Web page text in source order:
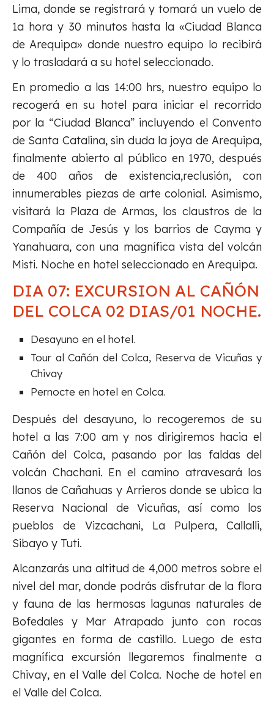
Lima, donde se registrará y tomará un vuelo de
1a hora y 30 minutos hasta la «Ciudad Blanca
de Arequipa» donde nuestro equipo lo recibirá
y lo trasladará a su hotel seleccionado.
En promedio a las 14:00 hrs, nuestro equipo lo
recogerá en su hotel para iniciar el recorrido
por la “Ciudad Blanca” incluyendo el Convento
de Santa Catalina, sin duda la joya de Arequipa,
finalmente abierto al público en 1970, después
de 400 años de existencia,reclusión, con
innumerables piezas de arte colonial. Asimismo,
visitará la Plaza de Armas, los claustros de la
Compañía de Jesús y los barrios de Cayma y
Yanahuara, con una magnífica vista del volcán
Misti. Noche en hotel seleccionado en Arequipa.
DIA 07: EXCURSION AL CAÑÓN
DEL COLCA 02 DIAS/01 NOCHE.
Desayuno en el hotel.
Tour al Cañón del Colca, Reserva de Vicuñas y
Chivay
Pernocte en hotel en Colca.
Después del desayuno, lo recogeremos de su
hotel a las 7:00 am y nos dirigiremos hacia el
Cañón del Colca, pasando por las faldas del
volcán Chachani. En el camino atravesará los
llanos de Cañahuas y Arrieros donde se ubica la
Reserva Nacional de Vicuñas, así como los
pueblos de Vizcachani, La Pulpera, Callalli,
Sibayo y Tuti.
Alcanzarás una altitud de 4,000 metros sobre el
nivel del mar, donde podrás disfrutar de la flora
y fauna de las hermosas lagunas naturales de
Bofedales y Mar Atrapado junto con rocas
gigantes en forma de castillo. Luego de esta
magnífica excursión llegaremos finalmente a
Chivay, en el Valle del Colca. Noche de hotel en
el Valle del Colca.